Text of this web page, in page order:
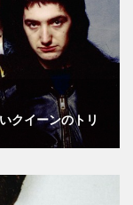
クイーンのトリ